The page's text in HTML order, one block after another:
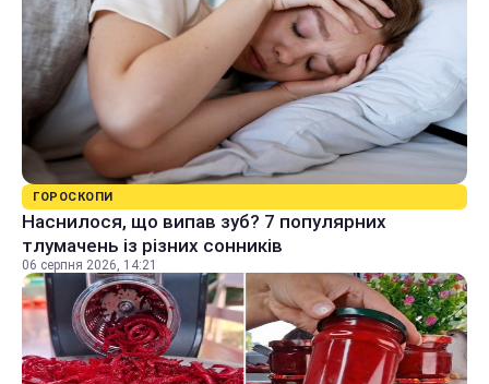
ГОРОСКОПИ
Наснилося, що випав зуб? 7 популярних
тлумачень із різних сонників
06 серпня 2026, 14:21